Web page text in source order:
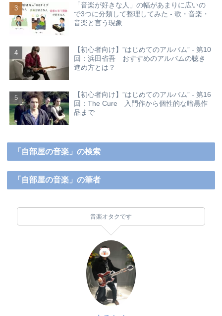
「音楽が好きな人」の幅があまりに広いの
で3つに分類して整理してみた - 歌・音楽・
音楽と言う現象
【初心者向け】”はじめてのアルバム” - 第10
回：浜田省吾 おすすめのアルバムの聴き
進め方とは？
【初心者向け】”はじめてのアルバム” - 第16
回：The Cure 入門作から個性的な暗黒作
品まで
「自部屋の音楽」の検索
「自部屋の音楽」の筆者
音楽オタクです